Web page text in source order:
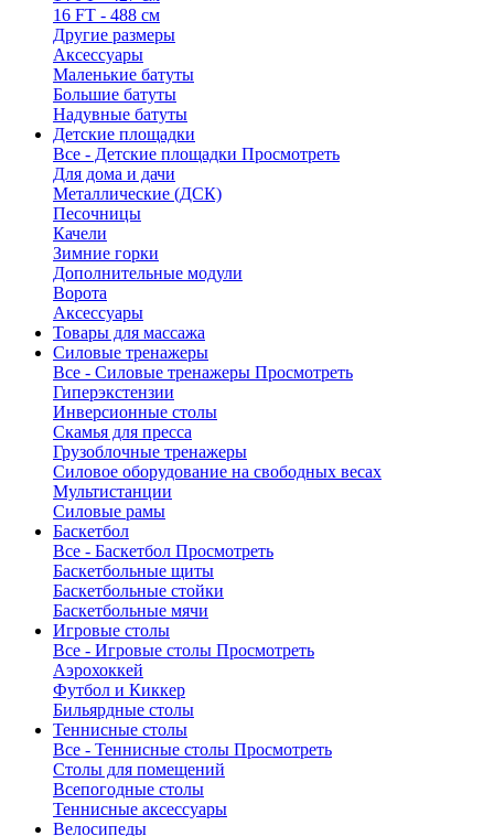
16 FT - 488 см
Другие размеры
Аксессуары
Маленькие батуты
Большие батуты
Надувные батуты
Детские площадки
Все - Детские площадки Просмотреть
Для дома и дачи
Металлические (ДСК)
Песочницы
Качели
Зимние горки
Дополнительные модули
Ворота
Аксессуары
Товары для массажа
Силовые тренажеры
Все - Силовые тренажеры Просмотреть
Гиперэкстензии
Инверсионные столы
Скамья для пресса
Грузоблочные тренажеры
Силовое оборудование на свободных весах
Мультистанции
Силовые рамы
Баскетбол
Все - Баскетбол Просмотреть
Баскетбольные щиты
Баскетбольные стойки
Баскетбольные мячи
Игровые столы
Все - Игровые столы Просмотреть
Аэрохоккей
Футбол и Киккер
Бильярдные столы
Теннисные столы
Все - Теннисные столы Просмотреть
Столы для помещений
Всепогодные столы
Теннисные аксессуары
Велосипеды